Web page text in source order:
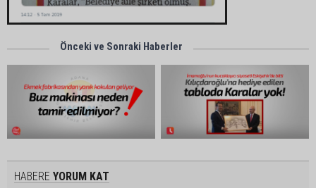
Önceki ve Sonraki Haberler
HABERE YORUM KAT